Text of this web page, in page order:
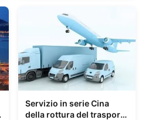
Servizio in serie Cina
della rottura del trasporto